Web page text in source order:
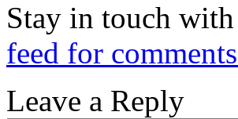
Stay in touch
feed for
Leave a Reply